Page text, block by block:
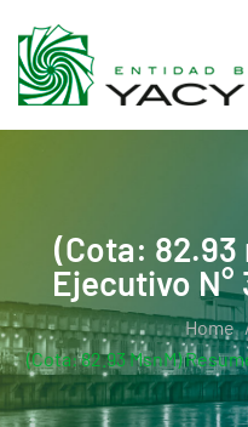
(Cota: 82.93
Ejecutivo N°
Home
(Cota: 82.93 MsnM)